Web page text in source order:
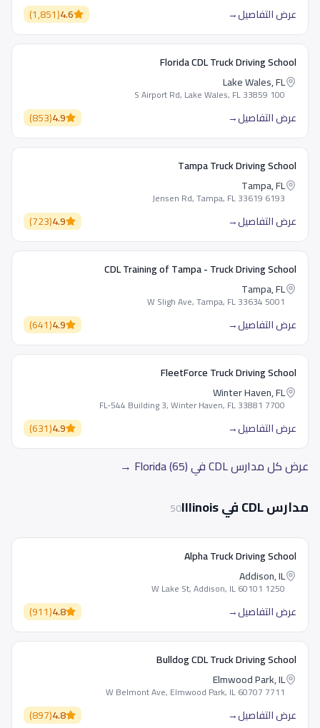
عرض التفاصيل→
4.6
(
1,851
)
Florida CDL Truck Driving School
Lake Wales, FL
100 S Airport Rd, Lake Wales, FL 33859
عرض التفاصيل→
4.9
(
853
)
Tampa Truck Driving School
Tampa, FL
6193 Jensen Rd, Tampa, FL 33619
عرض التفاصيل→
4.9
(
723
)
CDL Training of Tampa - Truck Driving School
Tampa, FL
5001 W Sligh Ave, Tampa, FL 33634
عرض التفاصيل→
4.9
(
641
)
FleetForce Truck Driving School
Winter Haven, FL
7700 FL-544 Building 3, Winter Haven, FL 33881
عرض التفاصيل→
4.9
(
631
)
عرض كل مدارس CDL في Florida (65) →
مدارس CDL في Illinois 50
Alpha Truck Driving School
Addison, IL
1250 W Lake St, Addison, IL 60101
عرض التفاصيل→
4.8
(
911
)
Bulldog CDL Truck Driving School
Elmwood Park, IL
7711 W Belmont Ave, Elmwood Park, IL 60707
عرض التفاصيل→
4.8
(
897
)